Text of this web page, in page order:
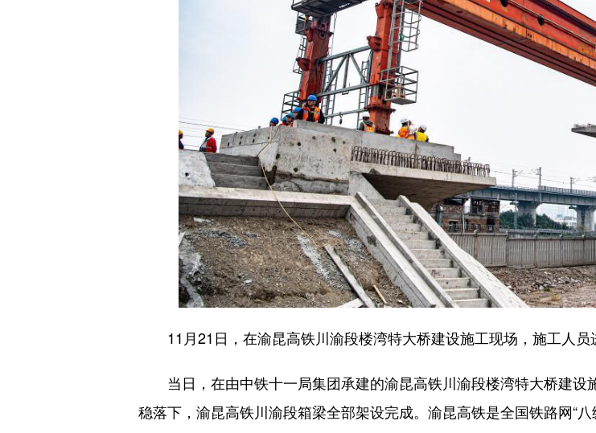
11月21日，在渝昆高铁川渝段楼湾特大桥建设施工现场，施工人员
当日，在由中铁十一局集团承建的渝昆高铁川渝段楼湾特大桥建设
稳落下，渝昆高铁川渝段箱梁全部架设完成。渝昆高铁是全国铁路网“